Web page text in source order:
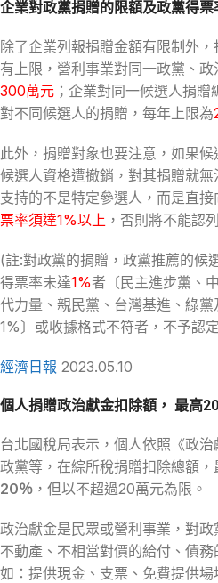
企業對政黨捐贈的限額及政黨得票
除了企業列報捐贈金額有限制外
有上限，營利事業對同一政黨、
300萬元 ；企業對同一候選人捐
對不同候選人的捐贈，每年上限為
此外，捐贈對象也要注意，如果
候選人資格遭撤銷，對其捐贈就
支持的不是特定參選人，而是直接
票率須達1%以上 ，否則將不能認
(註:對政黨的捐贈，政黨推薦的候
得票率未達1%者〔民主進步黨、
代力量、親民黨、台灣基進、綠
1%〕或收據格式不符者，不予認
經濟日報 2023.05.10
個人捐贈政治獻金扣除額， 最高
台北國稅局表示，個人依照《政
政黨等，在綜所稅捐贈扣除總額，
20％ ，但以不超過20萬元為限。
政治獻金是民眾或營利事業，對
不動產、不相當對價的給付、債
如：提供現金、支票、免費提供